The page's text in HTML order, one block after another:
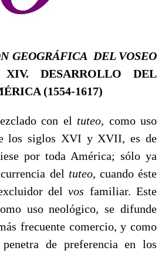
GEOGRÁFICA DEL VOSEO
XIV. DESARROLLO DEL
(1554-1617)
con el tuteo, como uso
los siglos XVI y XVII, es de
por toda América; sólo ya
del tuteo, cuando éste
delvos fami­liar. Este
uso neológico, se difunde
frecuente comercio, y como
de preferencia en los